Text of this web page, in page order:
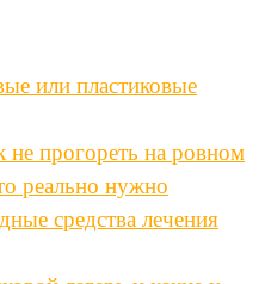
или пластиковые
не прогореть на ровном
реально нужно
средства лечения